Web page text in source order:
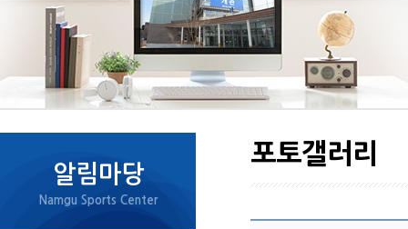
알림마당
Namgu Sports Center
포토갤러리